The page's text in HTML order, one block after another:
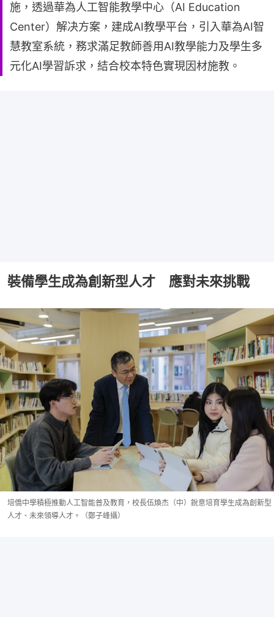
施，透過華為人工智能教學中心（AI Education
Center）解决方案，建成AI教學平台，引入華為AI智
慧教室系統，務求滿足教師善用AI教學能力及學生多
元化AI學習訴求，結合校本特色實現因材施教。
裝備學生成為創新型人才 應對未來挑戰
培僑中學積極推動人工智能普及教育，校長伍煥杰（中）銳意培育學生成為創新型
人才、未來領導人才。（鄭子峰攝）